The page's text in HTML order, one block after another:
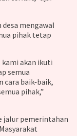
mengawal
pihak tetap
kami akan ikuti
semua
cara baik-baik,
pihak,”
jalur pemerintahan